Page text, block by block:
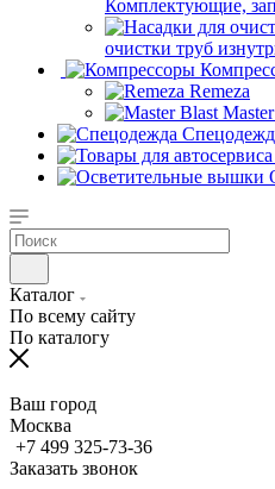
Комплектующие,
очистки труб
Remeza
Каталог
По всему сайту
По каталогу
Ваш город
Москва
+7 499 325-73-36
Заказать звонок